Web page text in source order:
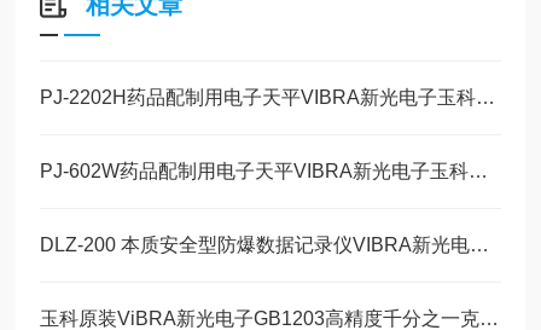
PJ-2202H药品配制用电子天平VIBRA新光电子玉科原装现货
PJ-602W药品配制用电子天平VIBRA新光电子玉科原装现货
DLZ-200 本质安全型防爆数据记录仪VIBRA新光电子玉科原装现货
玉科原装ViBRA新光电子GB1203高精度千分之一克1200g电子天平详情